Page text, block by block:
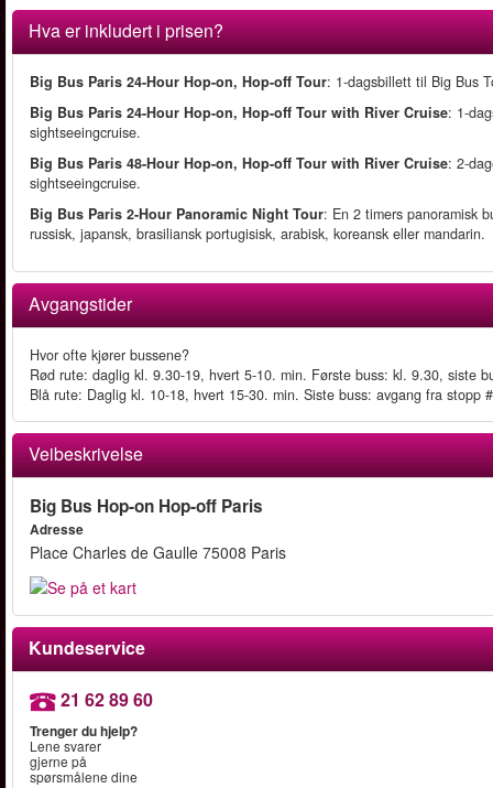
Hva er inkludert i prisen?
Big Bus Paris 24-Hour Hop-on, Hop-off Tour: 1-dagsbillett til Big Bus
Big Bus Paris 24-Hour Hop-on, Hop-off Tour with River Cruise: 1-
sightseeingcruise.
Big Bus Paris 48-Hour Hop-on, Hop-off Tour with River Cruise: 2-
sightseeingcruise.
Big Bus Paris 2-Hour Panoramic Night Tour: En 2 timers panoramisk
russisk, japansk, brasiliansk portugisisk, arabisk, koreansk eller mandarin.
Avgangstider
Hvor ofte kjører bussene?
Rød rute: daglig kl. 9.30-19, hvert 5-10. min. Første buss: kl. 9.30, siste
Blå rute: Daglig kl. 10-18, hvert 15-30. min. Siste buss: avgang fra stopp
Veibeskrivelse
Big Bus Hop-on Hop-off Paris
Adresse
Place Charles de Gaulle 75008 Paris
Kundeservice
21 62 89 60
Trenger du hjelp?
Lene svarer
gjerne på
spørsmålene dine